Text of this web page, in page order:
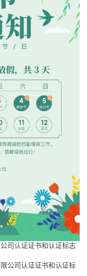
司认证证书和认证标志
公司认证证书和认证标